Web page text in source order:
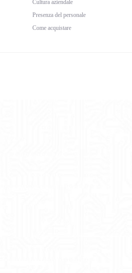
Cultura aziendale
Presenza del personale
Come acquistare